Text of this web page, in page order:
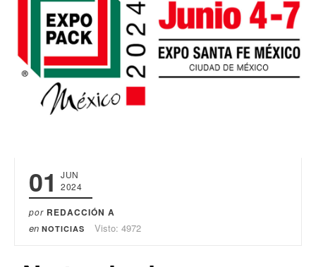
01
JUN
2024
por REDACCIÓN A
en NOTICIAS Visto: 4972